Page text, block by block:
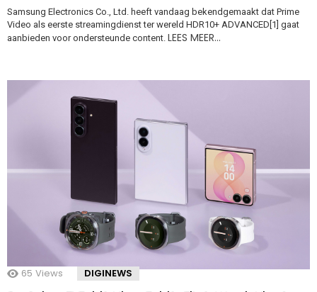
Samsung Electronics Co., Ltd. heeft vandaag bekendgemaakt dat Prime
Video als eerste streamingdienst ter wereld HDR10+ ADVANCED[1] gaat
aanbieden voor ondersteunde content. LEES MEER…
65 Views DIGINEWS